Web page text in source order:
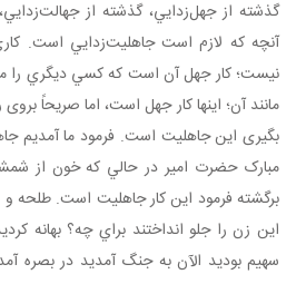
گذشته از جهل‌زدايي، گذشته از
آنچه که لازم است جاهليت‌زدايي است.
نيست؛ کار جهل آن است که کسي ديگري را
مانند آن؛ اينها کار جهل است، اما صريحاً
بگيری اين جاهليت است. فرمود ما آمديم
مبارک حضرت امير در حالي که خون از
برگشته فرمود اين کار جاهليت است. طلحه و
اين زن را جلو انداختند براي چه؟ بهانه
سهيم بوديد الآن به جنگ آمديد در بصره